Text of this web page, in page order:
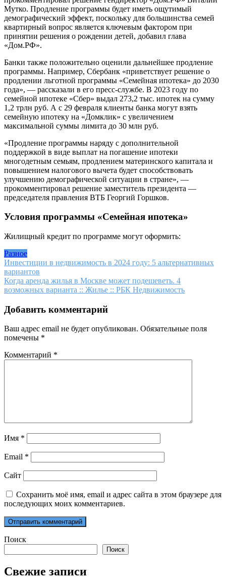
Мутко. Продление программы будет иметь ощутимый
демографический эффект, поскольку для большинства семей
квартирный вопрос является ключевым фактором при
принятии решения о рождении детей, добавил глава
«Дом.РФ».
Банки также положительно оценили дальнейшее продление
программы. Например, Сбербанк «приветствует решение о
продлении льготной программы «Семейная ипотека» до 2030
года», — рассказали в его пресс-службе. В 2023 году по
семейной ипотеке «Сбер» выдал 273,2 тыс. ипотек на сумму
1,2 трлн руб. А с 29 февраля клиенты банка могут взять
семейную ипотеку на «Домклик» с увеличением
максимальной суммы лимита до 30 млн руб.
«Продление программы наряду с дополнительной
поддержкой в виде выплат на погашение ипотеки
многодетным семьям, продлением материнского капитала и
повышением налогового вычета будет способствовать
улучшению демографической ситуации в стране», —
прокомментировал решение заместитель президента —
председателя правления ВТБ Георгий Горшков.
Условия программы «Семейная ипотека»
Жилищный кредит по программе могут оформить:
Разное
Навигация
по
записям
Инвестиции в недвижимость в 2024 году: 5 альтернативных
вариантов
Когда аренда жилья в Москве может подешеветь. 4
возможных варианта :: Жилье :: РБК Недвижимость
Добавить комментарий
Ваш адрес email не будет опубликован. Обязательные поля
помечены *
Комментарий *
Имя *
Email *
Сайт
Сохранить моё имя, email и адрес сайта в этом браузере для
последующих моих комментариев.
Поиск
Поиск
Свежие записи